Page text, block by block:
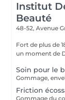
Institut
Beauté
48-52, Avenue
Fort de plus de
un moment de
Soin pour le
Friction
Gommage du